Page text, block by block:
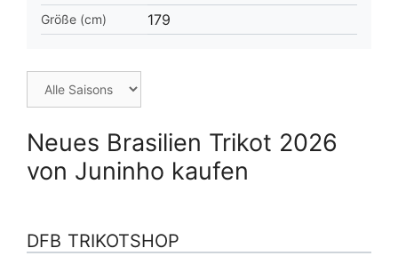
Größe (cm) 179
Neues Brasilien Trikot 2026
von Juninho kaufen
DFB TRIKOTSHOP